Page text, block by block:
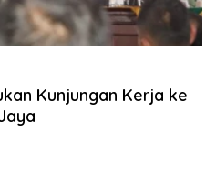
Kunjungan Kerja ke